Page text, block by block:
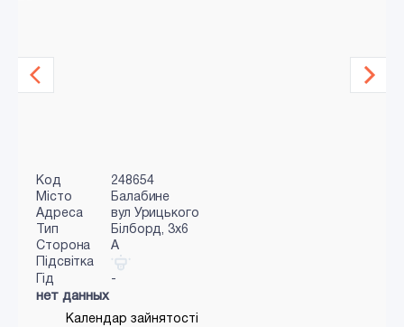
Код
248654
Місто
Балабине
Адреса
вул Урицького
Тип
Білборд, 3х6
Сторона
A
Підсвітка
Гід
-
нет данных
Календар зайнятості